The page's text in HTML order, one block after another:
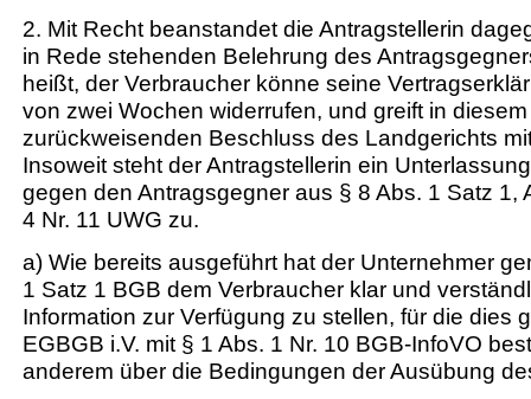
2. Mit Recht beanstandet die Antragstellerin
in Rede stehenden Belehrung des
heißt, der Verbraucher könne seine
von zwei Wochen widerrufen, und greift in
zurückweisenden Beschluss des Landgerichts
Insoweit steht der Antragstellerin ein
gegen den Antragsgegner aus § 8 Abs. 1 Satz 1,
4 Nr. 11 UWG zu.
a) Wie bereits ausgeführt hat der Unternehmer
1 Satz 1 BGB dem Verbraucher klar und
Information zur Verfügung zu stellen, für die dies
EGBGB i.V. mit § 1 Abs. 1 Nr. 10 BGB-InfoVO
anderem über die Bedingungen der Ausübung